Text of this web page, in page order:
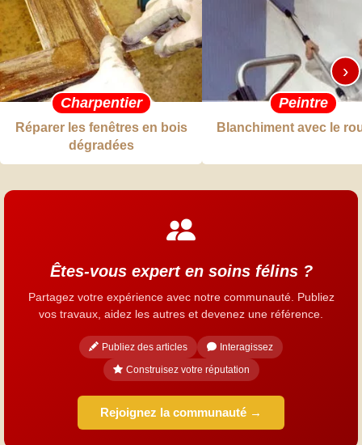
Charpentier
Réparer les fenêtres en bois
dégradées
Peintre
Blanchiment avec le
›
Êtes-vous expert en soins félins ?
Partagez votre expérience avec notre communauté. Publiez
vos travaux, aidez les autres et devenez une référence.
Publiez des articles
Interagissez
Construisez votre réputation
Rejoignez la communauté →